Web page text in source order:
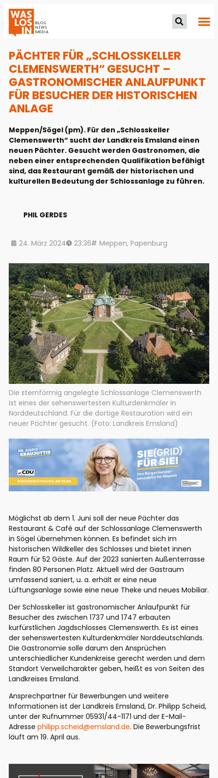
PÄCHTER FÜR „SCHLOSSKELLER
CLEMENSWERTH“ GESUCHT –
GASTRONOMISCHER ANLAUFPUNKT
FÜR BESUCHER DER HISTORISCHEN
ANLAGE
Meppen/Sögel (pm). Für den „Schlosskeller
Clemenswerth“ sucht der Landkreis Emsland einen
neuen Pächter. Gesucht werden Gastronomen, die
neben einer entsprechenden Qualifikation befähigt
sind, das Restaurant gemäß der historischen und
kulturellen Bedeutung der Schlossanlage zu führen.
PHIL GERDES
24. März 2024 23:36 Meppen, Papenburg
Die sternförmig angelegte Schlossanlage Clemenswerth
ist eines der sehenswertesten Kulturdenkmäler in
Norddeutschland. Für die dortige Restauration wird ein
neuer Pächter gesucht. (Foto: Landkreis Emsland)
Möglichst ab dem 1. Juni soll der neue Pächter das
Restaurant & Café auf der Schlossanlage Clemenswerth
in Sögel übernehmen können. Es befindet sich im
historischen Wildkeller des Schlosses und bietet innen
Raum für 52 Gäste. Auf der 2023 sanierten Außenterrasse
finden 80 Personen Platz. Aktuell wird der Gastraum
umfassend saniert, u. a. erhält er eine neue
Lüftungsanlage sowie eine neue Theke und neues Mobiliar.
Der Schlosskeller ist gastronomischer Anlaufpunkt für
Besucher des zwischen 1737 und 1747 erbauten
kurfürstlichen Jagdschlosses Clemenswerth. Es ist eines
der sehenswertesten Kulturdenkmäler Norddeutschlands.
Die Gastronomie solle darum den Ansprüchen
unterschiedlicher Kundenkreise gerecht werden und dem
Standort Verweilcharakter geben, heißt es von Seiten des
Landkreises Emsland.
Ansprechpartner für Bewerbungen und weitere
Informationen ist der Landkreis Emsland, Dr. Philipp Scheid,
unter der Rufnummer 05931/44-1171 und der E-Mail-
Adresse philipp.scheid@emsland.de. Die Bewerbungsfrist
läuft am 19. April aus.